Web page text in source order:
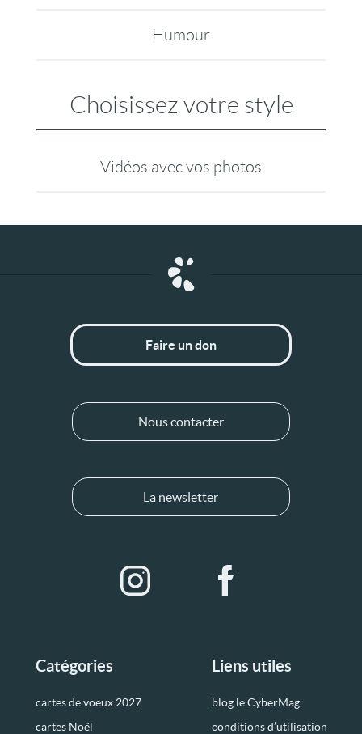
Humour
Choisissez votre style
Vidéos avec vos photos
Catégories
cartes de voeux 2027
cartes Noël
Liens utiles
blog le CyberMag
conditions d’utilisation
Faire un don
Nous contacter
La newsletter